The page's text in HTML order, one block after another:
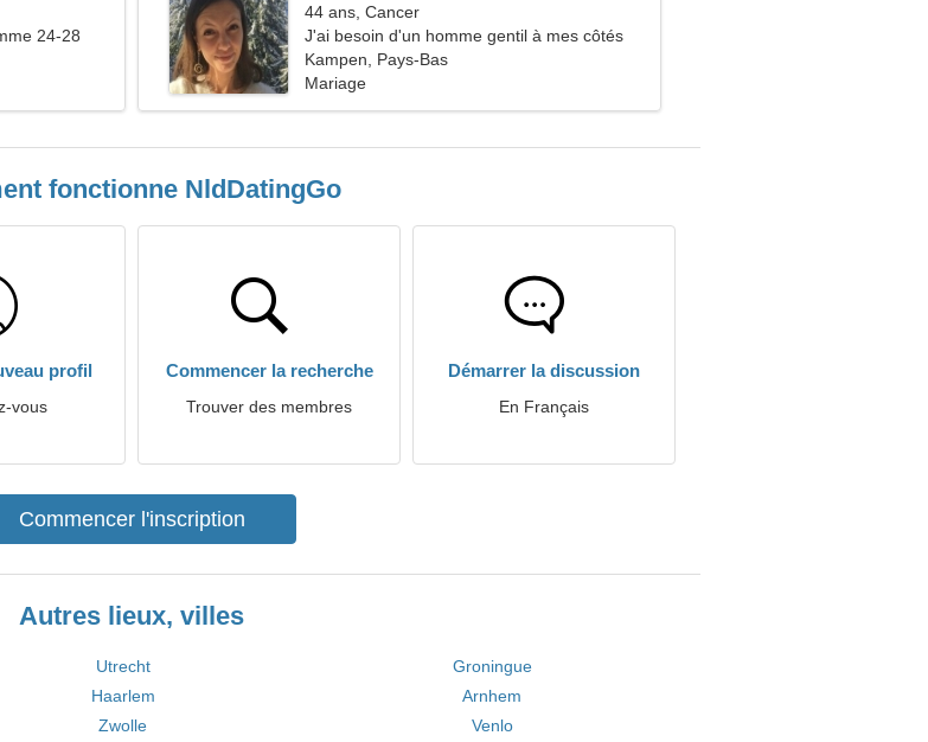
24-28
44 ans, Cancer
J'ai besoin d'un homme gentil à mes côtés
Kampen, Pays-Bas
Mariage
fonctionne NldDatingGo
profil
vous
Commencer la recherche
Trouver des membres
Démarrer la discussion
En Français
Commencer l'inscription
Autres lieux, villes
Utrecht
Groningue
Haarlem
Arnhem
Zwolle Venlo